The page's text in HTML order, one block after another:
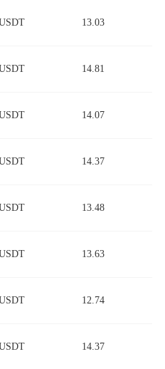
13.03
14.81
14.07
14.37
13.48
13.63
12.74
14.37